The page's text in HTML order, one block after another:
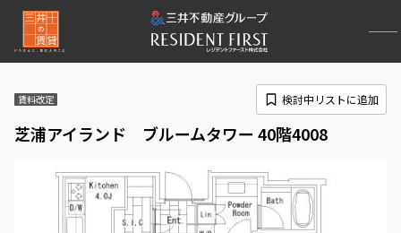
賃料改定
芝浦アイランド ブルームタワー 40階4008
検討中リストに追加